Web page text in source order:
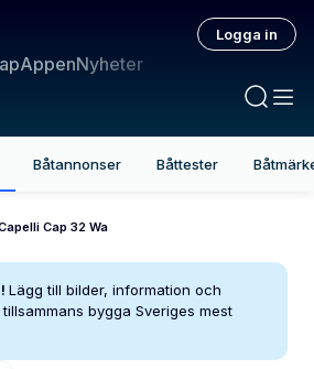
AppenNyheter
Logga in
Båtannonser Båttester
Cap 32 Wa
Lägg till bilder, information och
bygga Sveriges mest